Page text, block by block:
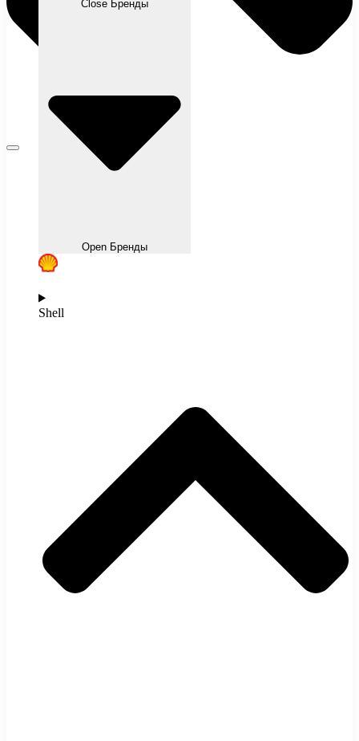
Close Бренды
Open Бренды
Shell